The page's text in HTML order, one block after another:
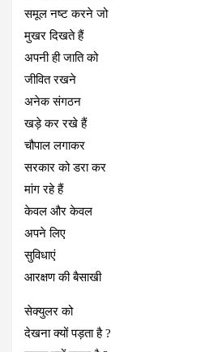
समूल नष्ट करने जो
मुखर दिखते हैं
अपनी ही जाति को
जीवित रखने
अनेक संगठन
खड़े कर रखे हैं
चौपाल लगाकर
सरकार को डरा कर
मांग रहे हैं
केवल और केवल
अपने लिए
सुविधाएं
आरक्षण की बैसाखी
सेक्‍युलर को
देखना क्यों पड़ता है ?